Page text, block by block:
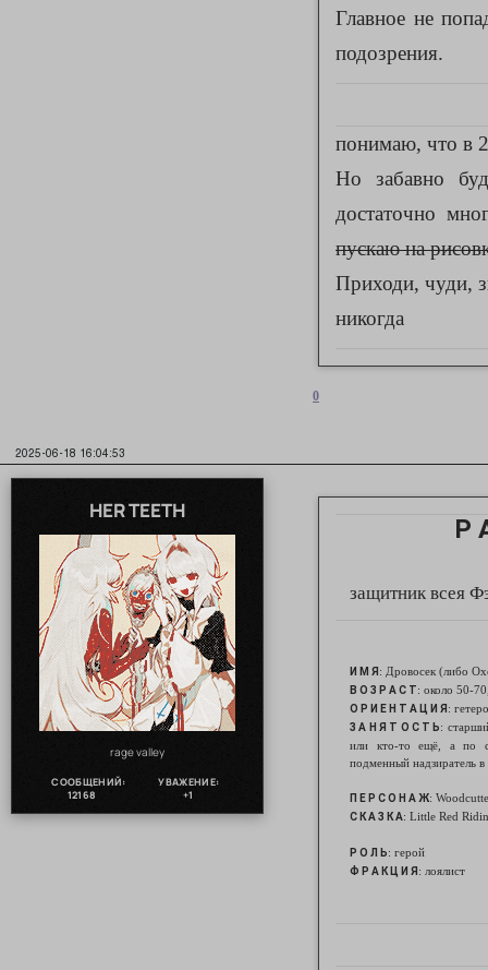
Главное не
подозрения.
понимаю, что в
Но забавно
достаточно
пускаю на
Приходи, чуди,
никогда
0
2025-06-18 16:04:53
HER TEETH
rage valley
СООБЩЕНИЙ:
12168
УВАЖЕНИЕ:
+1
Р
защитник всея
И М Я : Дровосек (либо
В О З Р А С Т: около 50-
О Р И Е Н Т А Ц И Я :
З А Н Я Т О С Т Ь:
или кто-то ещё, а по
подменный надзиратель
П Е Р С О Н А Ж:
С К А З К А: Little Red
Р О Л Ь: герой
Ф Р А К Ц И Я : лоялист